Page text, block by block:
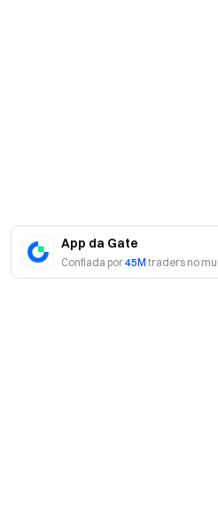
App da Gate
Confiada por45M traders no